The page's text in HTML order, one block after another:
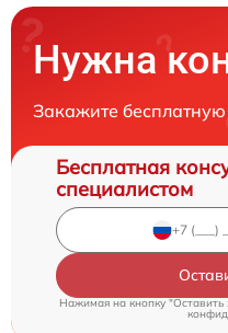
Нужна
Закажите
Бесплатная
специалистом
Нажимая на кнопку